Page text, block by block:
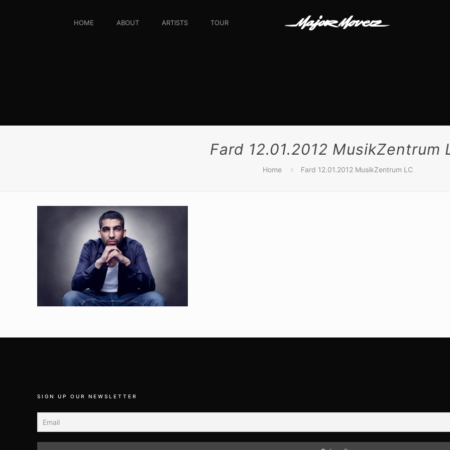
HOME ABOUT ARTISTS TOUR
Fard 12.01.2012 MusikZentrum
Home Fard 12.01.2012 MusikZentrum LC
SIGN UP OUR NEWSLETTER